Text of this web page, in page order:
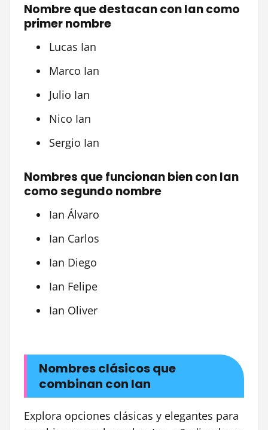
Nombre que destacan con Ian como
primer nombre
Lucas Ian
Marco Ian
Julio Ian
Nico Ian
Sergio Ian
Nombres que funcionan bien con Ian
como segundo nombre
Ian Álvaro
Ian Carlos
Ian Diego
Ian Felipe
Ian Oliver
Nombres clásicos que
combinan con Ian
Explora opciones clásicas y elegantes para